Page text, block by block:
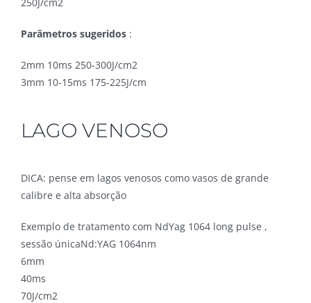
250J/cm2
Parâmetros sugeridos :
2mm 10ms 250-300J/cm2
3mm 10-15ms 175-225J/cm
LAGO VENOSO
DICA: pense em lagos venosos como vasos de grande
calibre e alta absorção
Exemplo de tratamento com NdYag 1064 long pulse ,
sessão únicaNd:YAG 1064nm
6mm
40ms
70J/cm2